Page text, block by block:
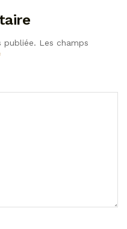
publiée. Les champs